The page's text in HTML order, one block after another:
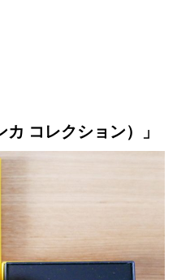
コレクション）」